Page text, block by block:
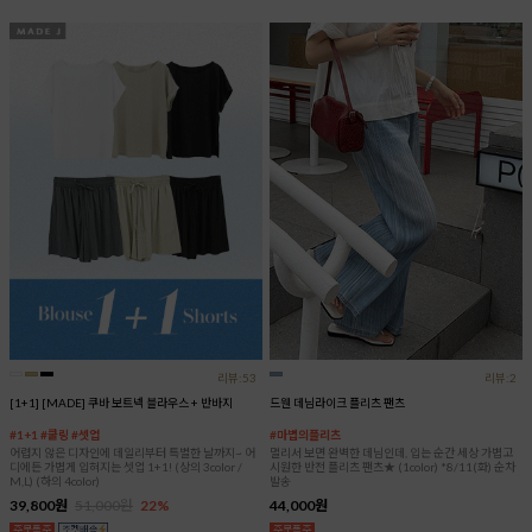
리뷰:53
[1+1] [MADE] 쿠바 보트넥 블라우스 + 반바지
#1+1 #쿨링 #셋업
어렵지 않은 디자인에 데일리부터 특별한 날까지~ 어
디에든 가볍게 입혀지는 셋업 1+1! (상의 3color /
M,L) (하의 4color)
39,800원 22%
리뷰:2
드웬 데님라이크 플리츠 팬츠
#마법의플리츠
멀리서 보면 완벽한 데님인데, 입는 순간 세상 가볍고
시원한 반전 플리츠 팬츠★ (1color) *8/11(화) 순차
발송
44,000원